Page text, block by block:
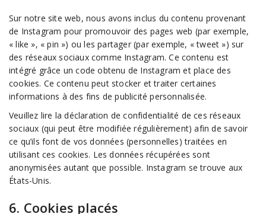
Sur notre site web, nous avons inclus du contenu provenant
de Instagram pour promouvoir des pages web (par exemple,
« like », « pin ») ou les partager (par exemple, « tweet ») sur
des réseaux sociaux comme Instagram. Ce contenu est
intégré grâce un code obtenu de Instagram et place des
cookies. Ce contenu peut stocker et traiter certaines
informations à des fins de publicité personnalisée.
Veuillez lire la déclaration de confidentialité de ces réseaux
sociaux (qui peut être modifiée régulièrement) afin de savoir
ce qu’ils font de vos données (personnelles) traitées en
utilisant ces cookies. Les données récupérées sont
anonymisées autant que possible. Instagram se trouve aux
États-Unis.
6. Cookies placés